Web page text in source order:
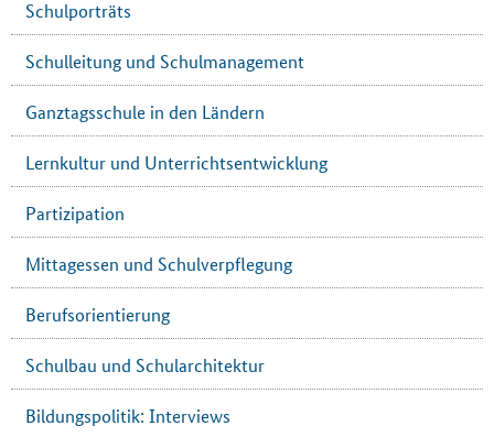
Schulporträts
Schulleitung und Schulmanagement
Ganztagsschule in den Ländern
Lernkultur und Unterrichtsentwicklung
Partizipation
Mittagessen und Schulverpflegung
Berufsorientierung
Schulbau und Schularchitektur
Bildungspolitik: Interviews